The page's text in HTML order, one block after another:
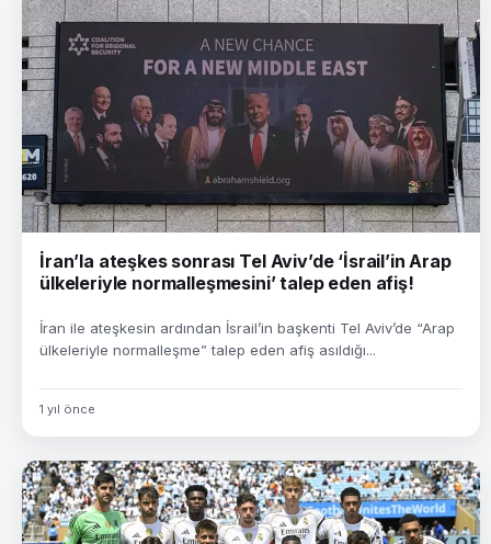
İran’la ateşkes sonrası Tel Aviv’de ‘İsrail’in Arap
ülkeleriyle normalleşmesini’ talep eden afiş!
İran ile ateşkesin ardından İsrail’in başkenti Tel Aviv’de “Arap
ülkeleriyle normalleşme” talep eden afiş asıldığı...
1 yıl önce